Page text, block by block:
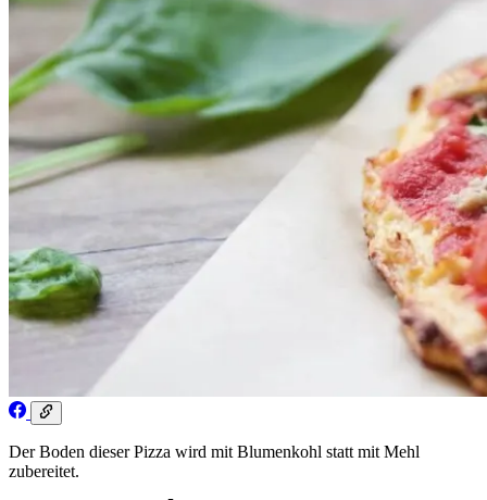
Der Boden dieser Pizza wird mit Blumenkohl statt mit Mehl
zubereitet.